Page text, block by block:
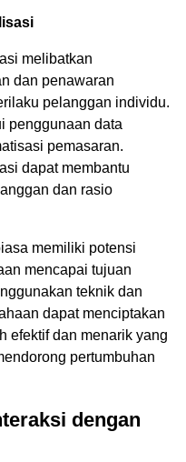
melibatkan
dan penawaran
pelanggan individu.
penggunaan data
pemasaran.
dapat membantu
dan rasio
memiliki potensi
mencapai tujuan
teknik dan
dapat menciptakan
efektif dan menarik yang
pertumbuhan
dengan